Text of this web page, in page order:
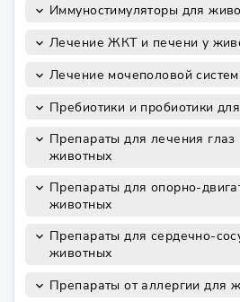
keyboard_arrow_down Иммуностимуляторы для
keyboard_arrow_down Лечение ЖКТ и печени у
keyboard_arrow_down Лечение мочеполовой
keyboard_arrow_down Пребиотики и пробиотики
keyboard_arrow_down Препараты для лечения
животных
keyboard_arrow_down Препараты для опорно-
животных
keyboard_arrow_down Препараты для сердечно-
животных
keyboard_arrow_down Препараты от аллергии для